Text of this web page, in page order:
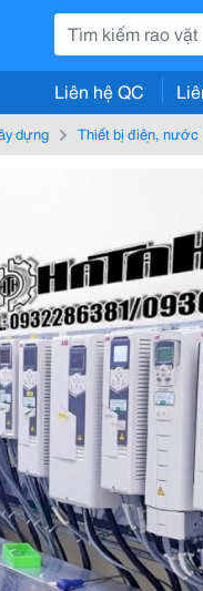
Liên hệ QC
dựng Thiết bị điện, nước